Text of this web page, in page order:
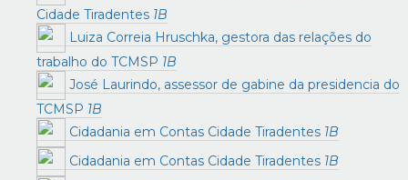
Cidade Tiradentes 1B
Luiza Correia Hruschka, gestora das relações do
trabalho do TCMSP 1B
José Laurindo, assessor de gabine da presidencia do
TCMSP 1B
Cidadania em Contas Cidade Tiradentes 1B
Cidadania em Contas Cidade Tiradentes 1B